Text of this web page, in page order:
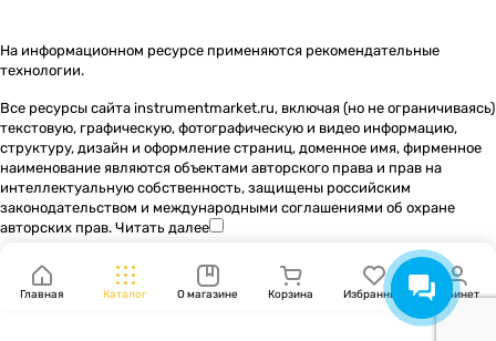
На информационном ресурсе применяются рекомендательные
технологии.
Все ресурсы сайта instrumentmarket.ru, включая (но не ограничиваясь)
текстовую, графическую, фотографическую и видео информацию,
структуру, дизайн и оформление страниц, доменное имя, фирменное
наименование являются объектами авторского права и прав на
интеллектуальную собственность, защищены российским
законодательством и международными соглашениями об охране
авторских прав. Читать далее
Главная Каталог О магазине Корзина Избранные Кабинет